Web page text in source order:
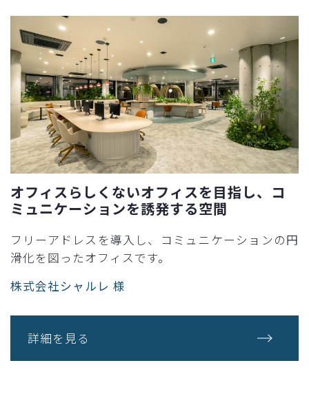
オフィスらしくないオフィスを目指し、コ
ミュニケーションを誘発する空間​
フリーアドレスを導入し、コミュニケーションの円
滑化を図ったオフィスです。​
株式会社シャルレ 様​
詳細を見る